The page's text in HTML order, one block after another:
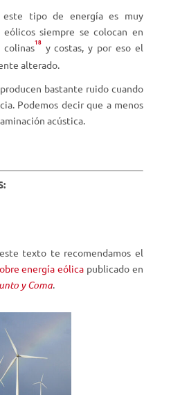
tipo de energía es muy
siempre se colocan en
colinas18y costas, y por eso el
alterado.
bastante ruido cuando
Podemos decir que a menos
acústica.
texto te recomendamos el
energía eólica publicado en
y Coma.